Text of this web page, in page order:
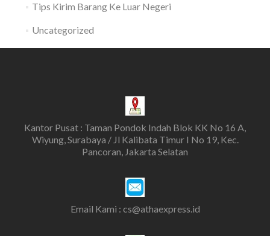
Tips Kirim Barang Ke Luar Negeri
Uncategorized
Kantor Pusat : Taman Pondok Indah Blok KK No 16 A,
Wiyung, Surabaya / Jl Kalibata Timur I No 19, Kec.
Pancoran, Jakarta Selatan
Email Kami : cs@athaexpress.id